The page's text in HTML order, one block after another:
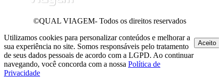
©QUAL VIAGEM- Todos os direitos reservados
Utilizamos cookies para personalizar conteúdos e melhorar a
sua experiência no site. Somos responsáveis pelo tratamento
de seus dados pessoais de acordo com a LGPD. Ao continuar
navegando, você concorda com a nossa Política de
Privacidade
Aceito